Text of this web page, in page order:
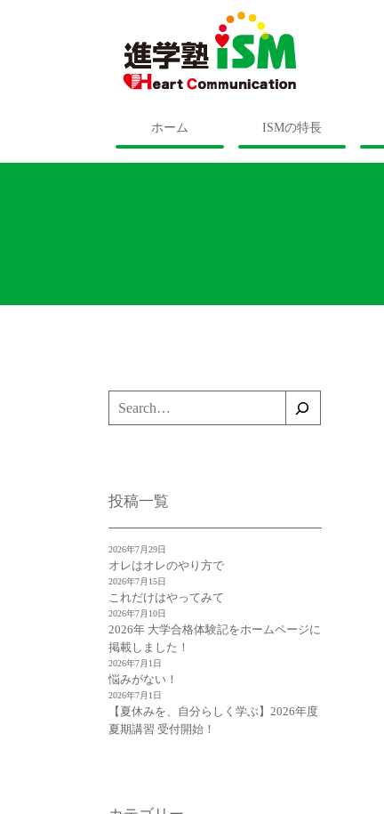
ホーム ISMの特長
検
索
投稿一覧
オレはオレのやり方で
2026年7月29日
これだけはやってみて
2026年7月15日
2026年 大学合格体験記をホームページに
掲載しました！
2026年7月10日
悩みがない！
2026年7月1日
【夏休みを、自分らしく学ぶ】2026年度
夏期講習 受付開始！
2026年7月1日